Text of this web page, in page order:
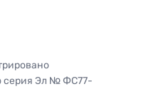
серия Эл № ФС77-